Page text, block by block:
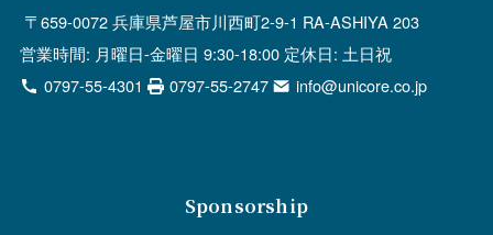
659-0072 兵庫県芦屋市川西町2-9-1 RA-ASHIYA 203
営業時間: 月曜日-金曜日 9:30-18:00 定休日: 土日祝
0797-55-4301
0797-55-2747 info@unicore.co.jp
Sponsorship